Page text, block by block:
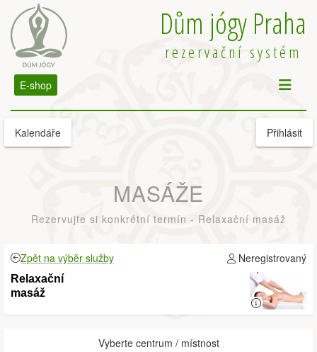
Dům jógy Praha
rezervační systém
E-shop
Kalendáře Přihlásit
MASÁŽE
Rezervujte si konkrétní termín - Relaxační masáž
Zpět na výběr služby Neregistrovaný
Relaxační
masáž
Vyberte centrum / místnost